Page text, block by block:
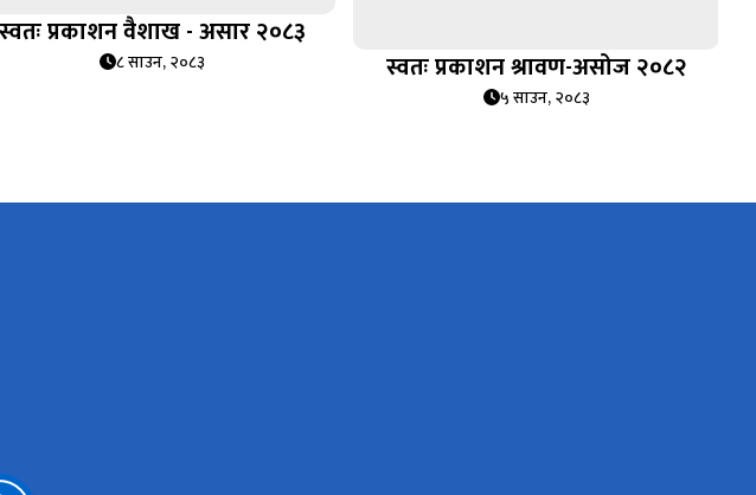
स्वतः प्रकाशन वैशाख - असार २०८३
८ साउन, २०८३ स्वतः प्रकाशन श्रावण-असोज २०८२
५ साउन, २०८३